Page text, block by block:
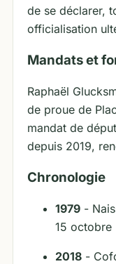
de se déclarer,
officialisation
Mandats et
Raphaël
de proue de
mandat de
depuis 2019,
Chronologie
1979 -
15 octobre
2018 -